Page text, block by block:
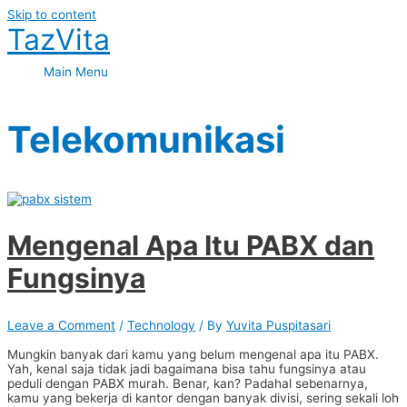
Skip to content
TazVita
Main Menu
Telekomunikasi
Mengenal Apa Itu PABX dan
Fungsinya
Leave a Comment / Technology / By Yuvita Puspitasari
Mungkin banyak dari kamu yang belum mengenal apa itu PABX.
Yah, kenal saja tidak jadi bagaimana bisa tahu fungsinya atau
peduli dengan PABX murah. Benar, kan? Padahal sebenarnya,
kamu yang bekerja di kantor dengan banyak divisi, sering sekali loh